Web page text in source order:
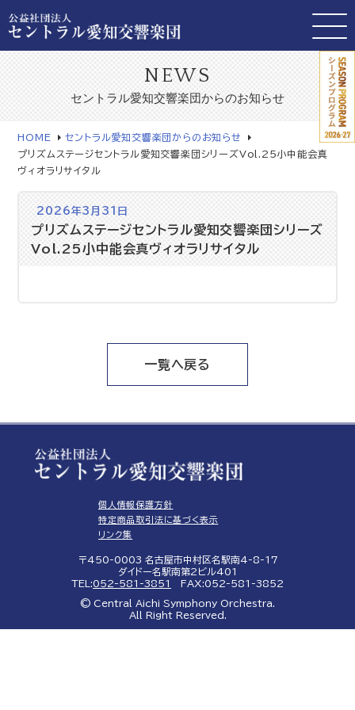
NEWS
セントラル愛知交響楽団からのお知らせ
HOME
セントラル愛知交響楽団からのお知らせ
プリズムステージセントラル愛知交響楽団シリーズVol.25小中能会真
ヴィオラリサイタル
2026年3月31日
プリズムステージセントラル愛知交響楽団シリーズ
Vol.25小中能会真ヴィオラリサイタル
一覧へ戻る
個人情報保護方針
特定商品取引法に基づく表示
リンク集
〒450-0003 名古屋市中村区名駅南4-8-17
ダイドー名駅南第2ビル401
TEL:052-581-3851 FAX:052-581-3852
© Central Aichi Symphony Orchestra.
All Right Reserved.